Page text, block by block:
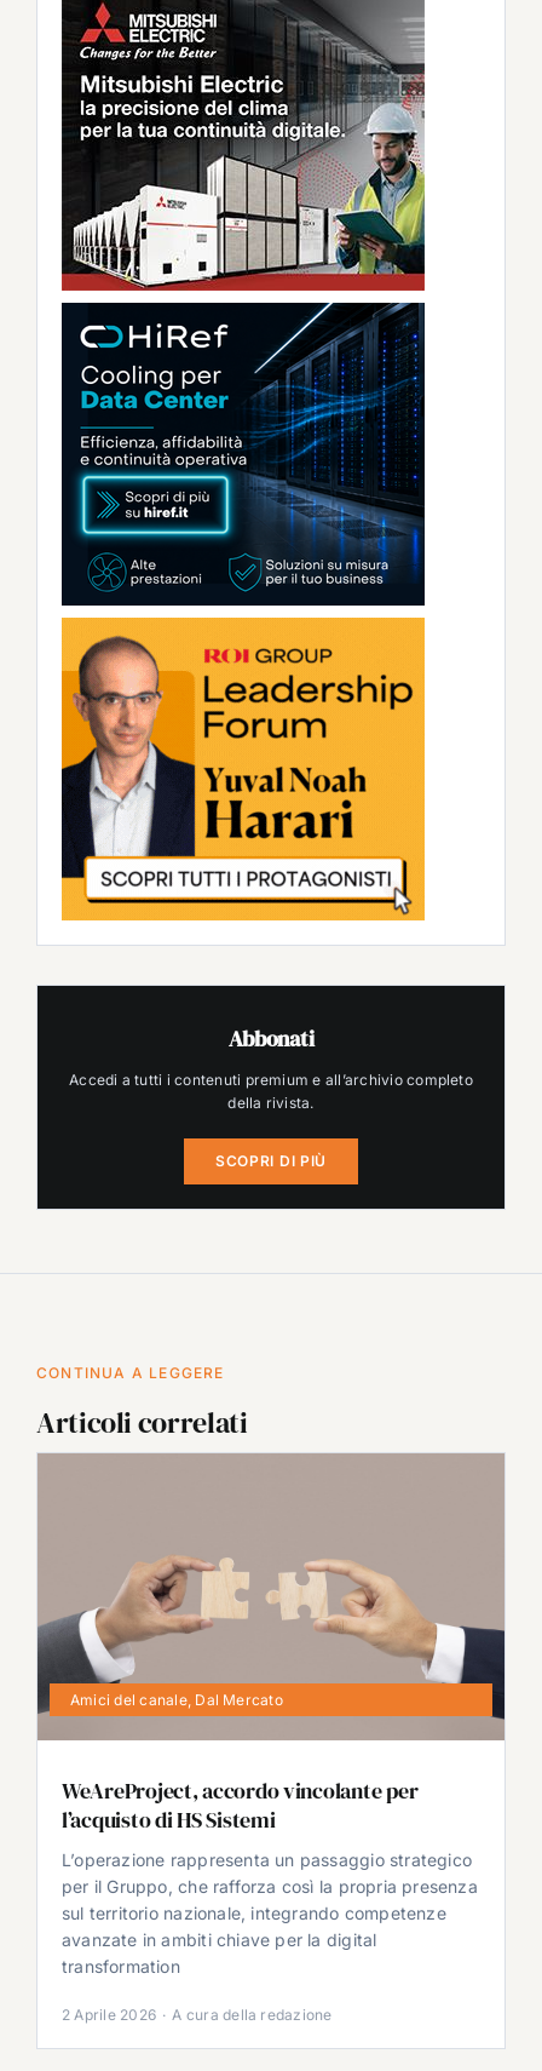
Abbonati
Accedi a tutti i contenuti premium e all’archivio completo
della rivista.
SCOPRI DI PIÙ
CONTINUA A LEGGERE
Articoli correlati
Amici del canale, Dal Mercato
WeAreProject, accordo vincolante per
l’acquisto di HS Sistemi
L’operazione rappresenta un passaggio strategico
per il Gruppo, che rafforza così la propria presenza
sul territorio nazionale, integrando competenze
avanzate in ambiti chiave per la digital
transformation
2 Aprile 2026 · A cura della redazione